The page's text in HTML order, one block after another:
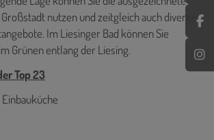
nutzen und zeitgleich auch diverse
Im Liesinger Bad können Sie
Grünen entlang der Liesing.
Top 23